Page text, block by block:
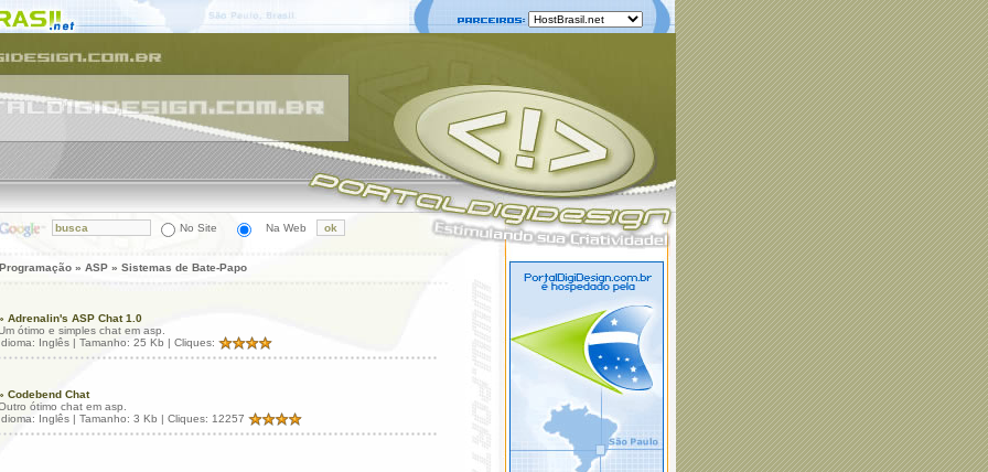
No Site Na Web
Programação » ASP » Sistemas de Bate-Papo
Adrenalin's ASP Chat 1.0
ótimo e simples chat em asp.
Inglês | Tamanho: 25 Kb | Cliques:
Codebend Chat
ótimo chat em asp.
Inglês | Tamanho: 3 Kb | Cliques: 12257